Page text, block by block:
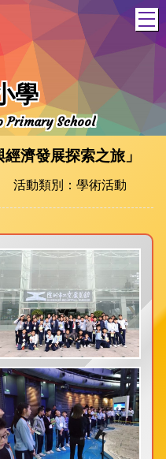
學
Primary School
濟發展探索之旅」
活動類別：學術活動